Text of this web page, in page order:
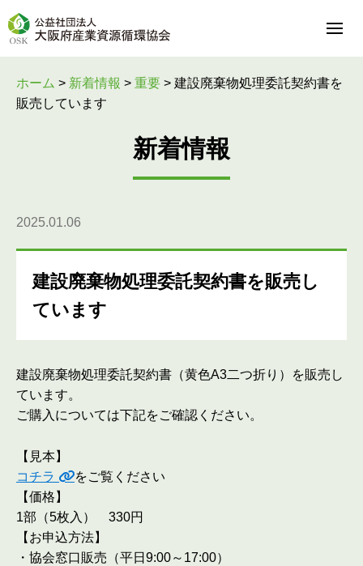
ホーム > 新着情報 > 重要 > 建設廃棄物処理委託契約書を
販売しています
新着情報
2025.01.06
建設廃棄物処理委託契約書を販売し
ています
建設廃棄物処理委託契約書（黄色A3二つ折り）を販売し
ています。
ご購入については下記をご確認ください。
【見本】
コチラ
をご覧ください
【価格】
1部（5枚入） 330円
【お申込方法】
・協会窓口販売（平日9:00～17:00）